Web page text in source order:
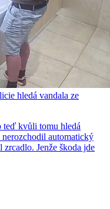
hledá vandala ze
teď kvůli tomu hledá
automatický
Jenže škoda jde